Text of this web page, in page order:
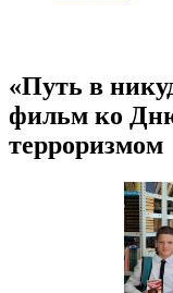
«Путь в
фильм ко
терроризмом